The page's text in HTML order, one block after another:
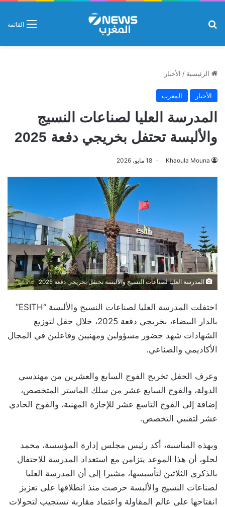
القائمة
الرئيسية / الأخبار
الأخبار المغرب
المدرسة العليا لصناعات النسيج
والألبسة تحتفل بخريجي دفعة 2025
Khaoula Mouna 18 مايو، 2026
المدرسة العليا لصناعات النسيج والألبسة تحتفل بخريجي دفعة 2025
احتفلت المدرسة العليا لصناعات النسيج والألبسة “ESITH”
بالدار البيضاء، بخريجي دفعة 2025، خلال حفل لتوزيع
الشهادات شهد حضور مسؤولين ومهنيين وفاعلين في المجال
الأكاديمي والصناعي.
وعرف الحفل تخريج الفوج السابع والعشرين من مهندسي
الدولة، والفوج السابع عشر من سلك الماستر المتخصص،
إضافة إلى الفوج التاسع عشر للإجازة المهنية، والفوج الحادي
عشر لتقنيي التخصص.
وبهذه المناسبة، أكد رئيس مجلس إدارة المؤسسة، محمد
لحلو، أن هذا الموعد يتزامن مع استعداد المدرسة للاحتفال
بالذكرى الثلاثين لتأسيسها، مشيرا إلى أن المدرسة العليا
لصناعات النسيج والألبسة حرصت منذ انطلاقها على تعزيز
انفتاحها على عالم المقاولة واعتماد مقاربة تستجيب لتحولات